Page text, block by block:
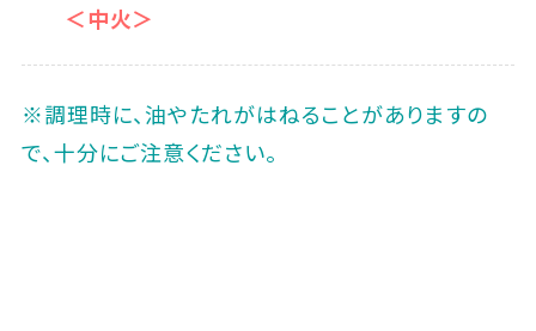
＜中火＞
※調理時に、油やたれがはねることがありますの
で、十分にご注意ください。